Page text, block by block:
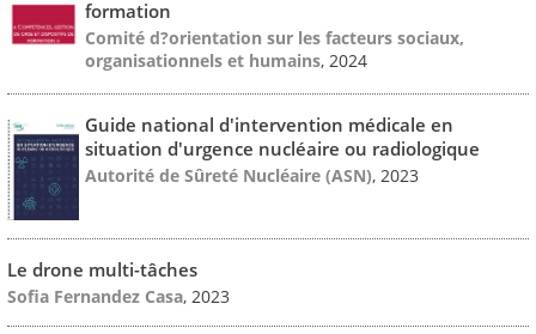
formation
Comité d?orientation sur les facteurs sociaux,
organisationnels et humains, 2024
Guide national d'intervention médicale en
situation d'urgence nucléaire ou radiologique
Autorité de Sûreté Nucléaire (ASN), 2023
Le drone multi-tâches
Sofia Fernandez Casa, 2023